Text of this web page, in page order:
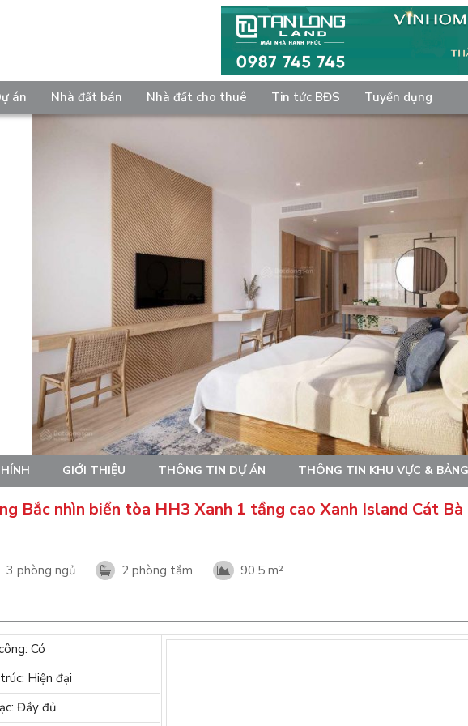
án Nhà đất bán Nhà đất cho thuê Tin tức BĐS Tuyển dụng
GIỚI THIỆU THÔNG TIN DỰ ÁN THÔNG TIN KHU VỰC &
Bắc nhìn biển tòa HH3 Xanh 1 tầng cao Xanh Island Cát
3 phòng ngủ 2 phòng tắm 90.5 m²
Có
Hiện đại
Đầy đủ